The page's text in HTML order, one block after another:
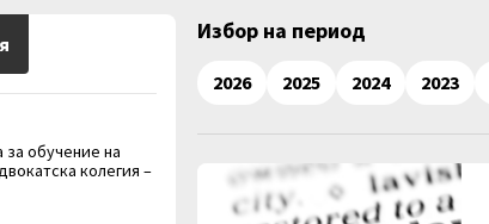
обучение на
колегия –
Избор на период
2026 2025 2024 2023